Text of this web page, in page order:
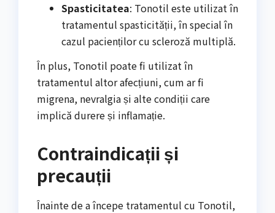
Spasticitatea: Tonotil este utilizat în
tratamentul spasticității, în special în
cazul pacienților cu scleroză multiplă.
În plus, Tonotil poate fi utilizat în
tratamentul altor afecțiuni, cum ar fi
migrena, nevralgia și alte condiții care
implică durere și inflamație.
Contraindicații și
precauții
Înainte de a începe tratamentul cu Tonotil,